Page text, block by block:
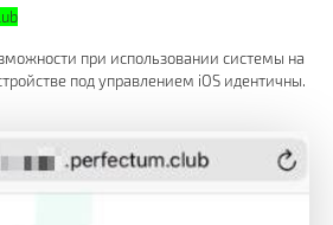
при использовании системы на
под управлением iOS идентичны.